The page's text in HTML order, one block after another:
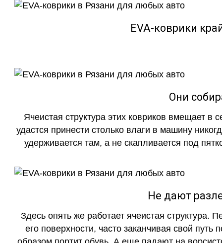
EVA-коврики
Они
Ячеистая структура этих ковриков вмещает в
удастся принести столько влаги в машину
удерживается там, а не скапливается под
Не дают
Здесь опять же работает ячеистая структура.
его поверхности, часто заканчивая свой